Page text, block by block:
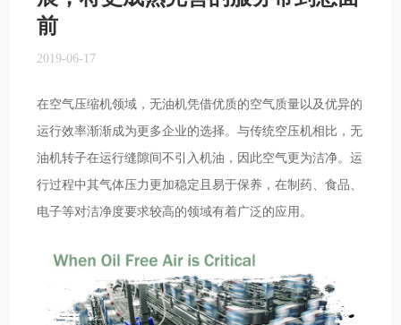
前
2019-06-17
在空气压缩机领域，无油机凭借优质的空气质量以及优异的
运行效率渐渐成为更多企业的选择。与传统空压机相比，无
油机转子在运行缝隙间不引入机油，因此空气更为洁净。运
行过程中其气体压力更加稳定且易于保养，在制药、食品、
电子等对洁净度要求较高的领域有着广泛的应用。